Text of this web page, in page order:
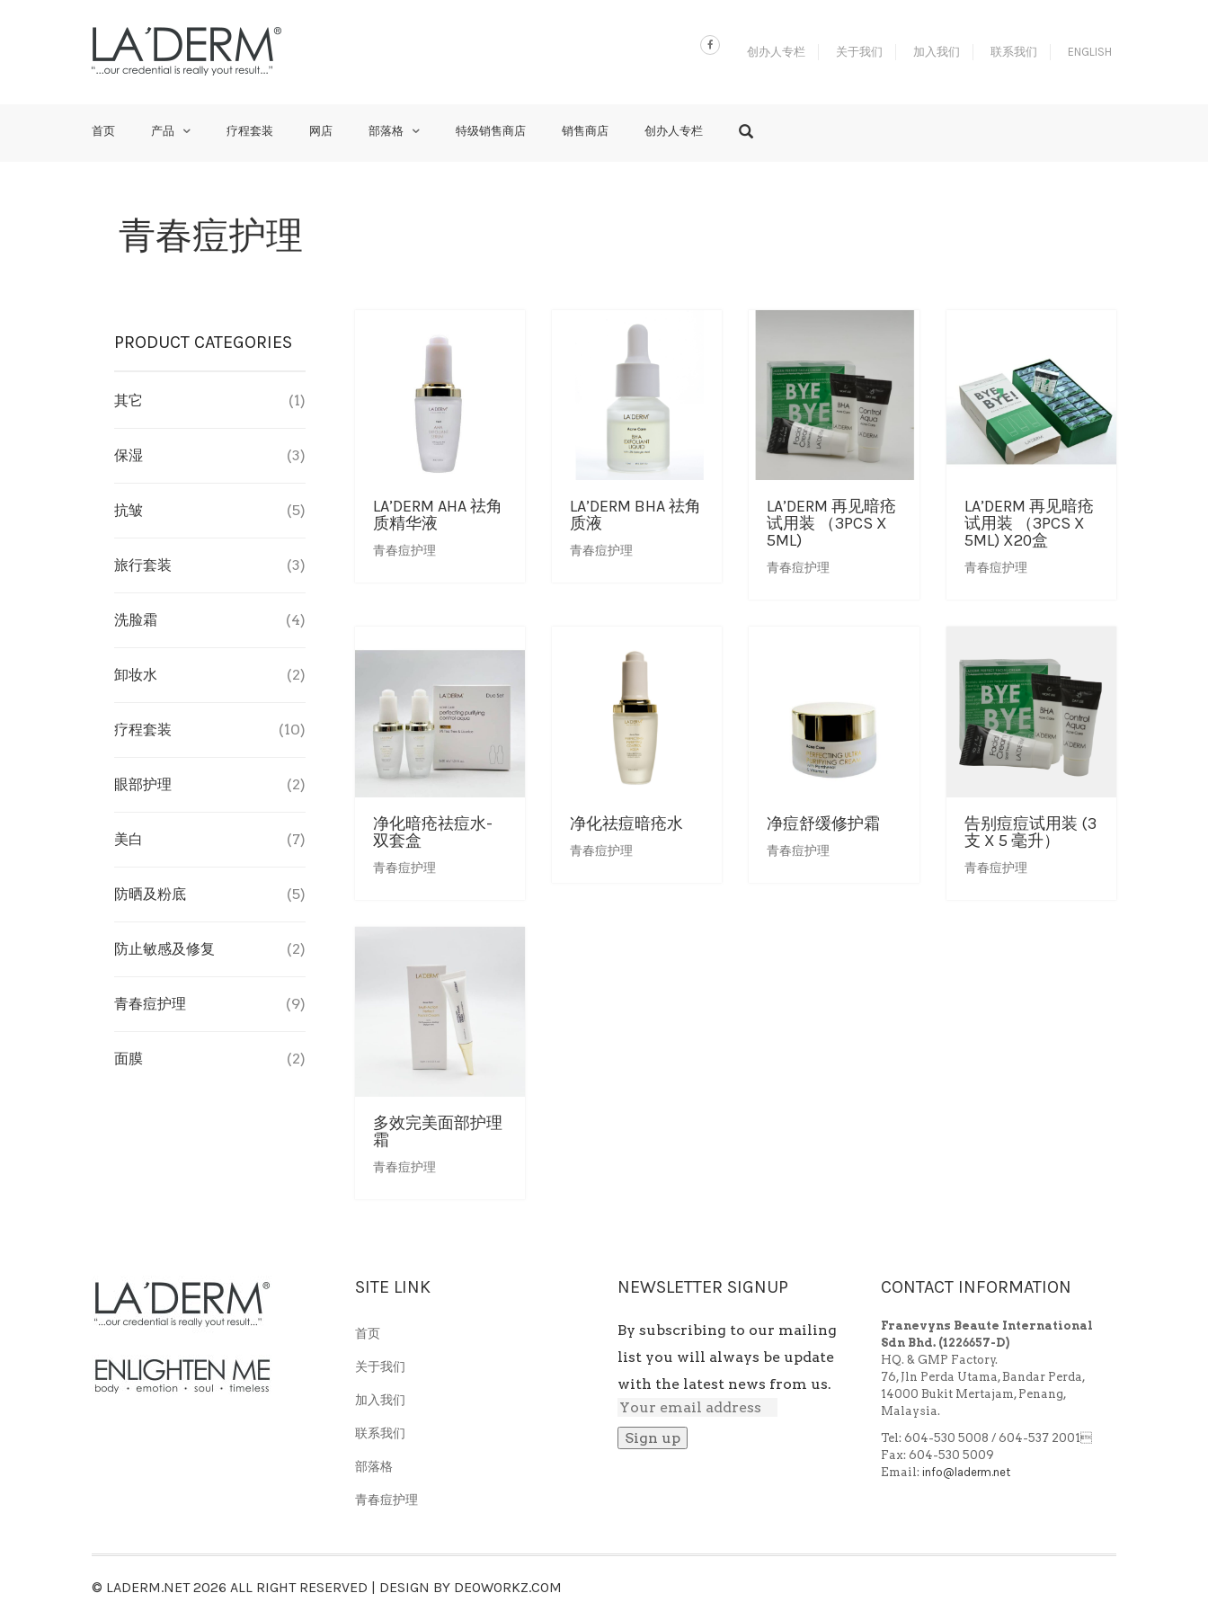
创办人专栏 关于我们 加入我们 联系我们 ENGLISH
首页 产品 疗程套装 网店 部落格 特级销售商店 销售商店 创办人专栏
青春痘护理
LA’DERM AHA 祛角
质精华液
青春痘护理
LA’DERM BHA 祛角
质液
青春痘护理
LA’DERM 再见暗疮
试用装 （3PCS X
5ML)
青春痘护理
LA’DERM 再见暗疮
试用装 （3PCS X
5ML) X20盒
青春痘护理
净化暗疮祛痘水-
双套盒
青春痘护理
净化祛痘暗疮水
青春痘护理
净痘舒缓修护霜
青春痘护理
告别痘痘试用装 (3
支 X 5 毫升）
青春痘护理
多效完美面部护理
霜
青春痘护理
PRODUCT CATEGORIES
其它 (1)
保湿 (3)
抗皱 (5)
旅行套装 (3)
洗脸霜 (4)
卸妆水 (2)
疗程套装 (10)
眼部护理 (2)
美白 (7)
防晒及粉底 (5)
防止敏感及修复 (2)
青春痘护理 (9)
面膜 (2)
SITE LINK
首页
关于我们
加入我们
联系我们
部落格
青春痘护理
NEWSLETTER SIGNUP
By subscribing to our mailing
list you will always be update
with the latest news from us.
CONTACT INFORMATION
Franevyns Beaute International
Sdn Bhd. (1226657-D)
HQ. & GMP Factory.
76, Jln Perda Utama, Bandar Perda,
14000 Bukit Mertajam, Penang,
Malaysia.
Tel: 604-530 5008 / 604-537 2001
Fax: 604-530 5009
Email: info@laderm.net
© LADERM.NET2026 ALL RIGHT RESERVED | DESIGN BY DEOWORKZ.COM